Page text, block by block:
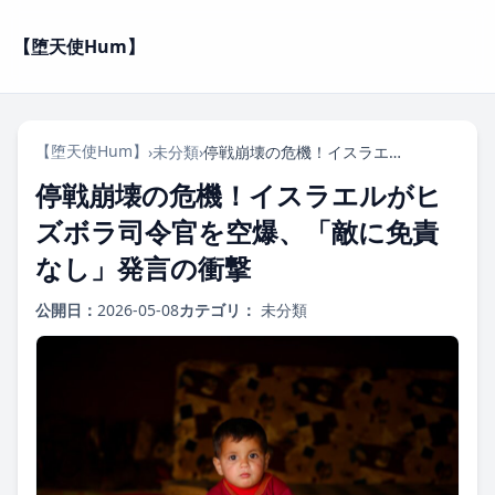
【堕天使Hum】
【堕天使Hum】 ›未分類› 停戦崩壊の危機！イスラエルがヒズボラ司令官を空爆、「敵に免責なし」発言の衝撃
停戦崩壊の危機！イスラエルがヒ
ズボラ司令官を空爆、「敵に免責
なし」発言の衝撃
公開日： 2026-05-08カテゴリ： 未分類